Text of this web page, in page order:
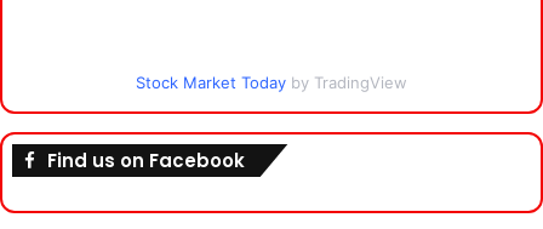
Stock Market Today by TradingView
Find us on Facebook